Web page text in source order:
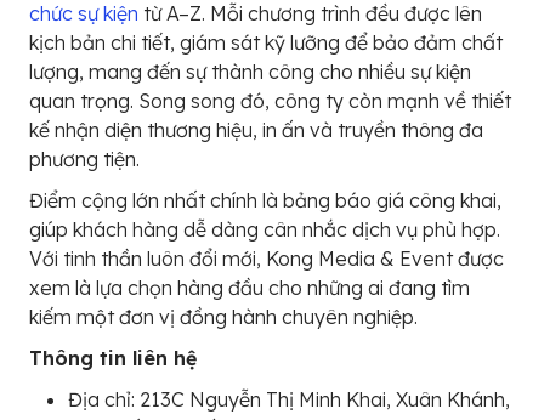
chức sự kiện từ A–Z. Mỗi chương trình đều được lên
kịch bản chi tiết, giám sát kỹ lưỡng để bảo đảm chất
lượng, mang đến sự thành công cho nhiều sự kiện
quan trọng. Song song đó, công ty còn mạnh về thiết
kế nhận diện thương hiệu, in ấn và truyền thông đa
phương tiện.
Điểm cộng lớn nhất chính là bảng báo giá công khai,
giúp khách hàng dễ dàng cân nhắc dịch vụ phù hợp.
Với tinh thần luôn đổi mới, Kong Media & Event được
xem là lựa chọn hàng đầu cho những ai đang tìm
kiếm một đơn vị đồng hành chuyên nghiệp.
Thông tin liên hệ
Địa chỉ: 213C Nguyễn Thị Minh Khai, Xuân Khánh,